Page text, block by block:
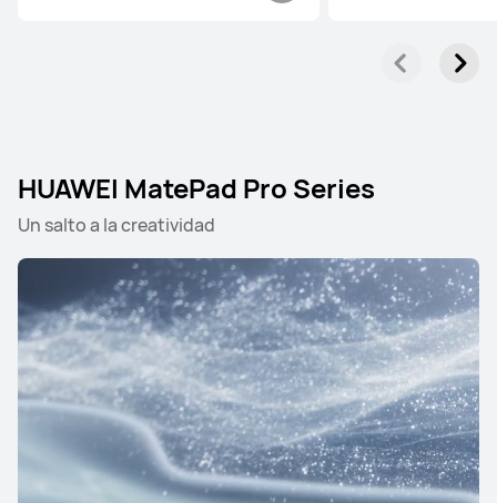
HUAWEI MatePad Pro Series
Un salto a la creatividad